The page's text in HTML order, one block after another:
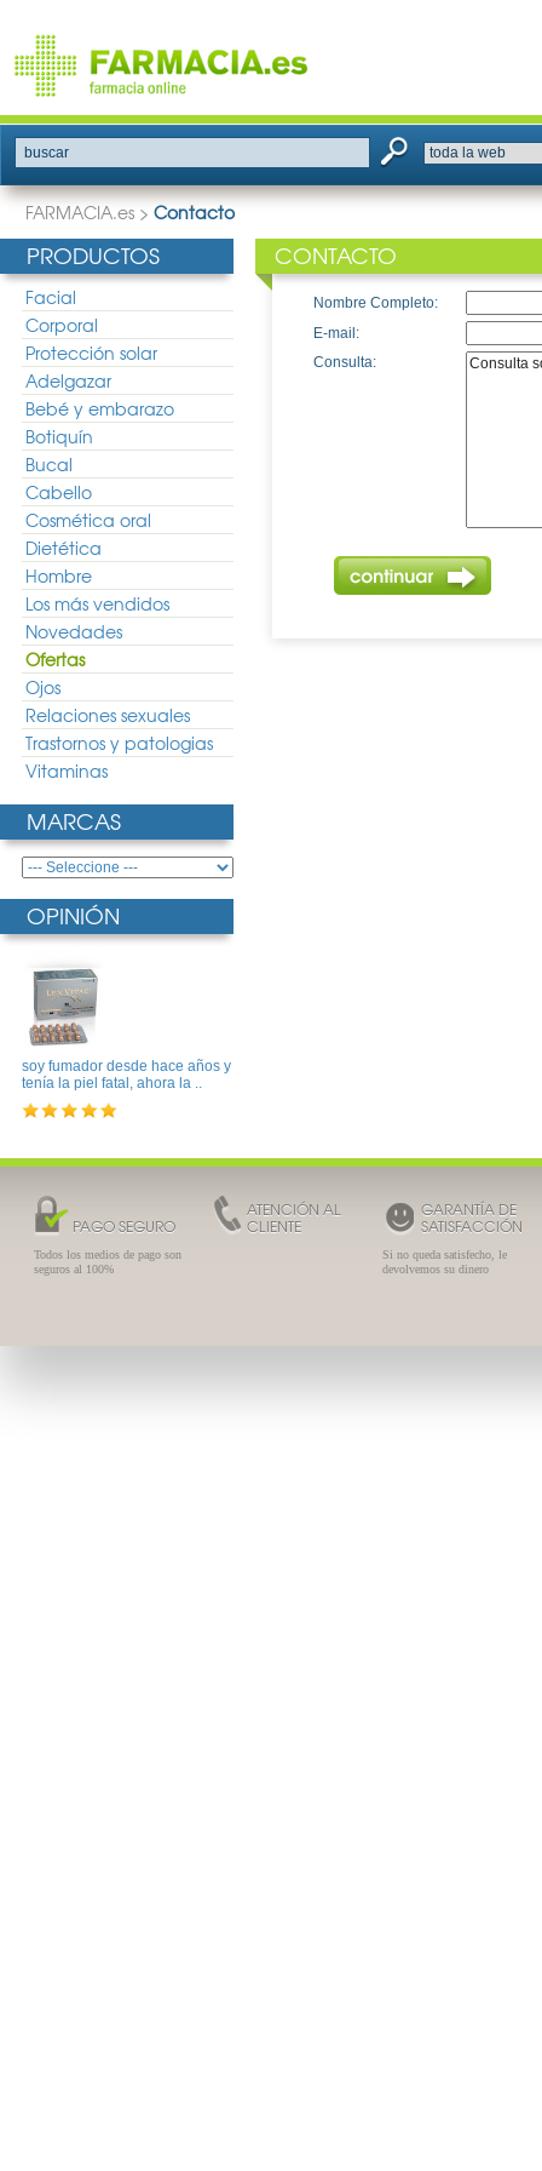
buscar
FARMACIA.es > Contacto
PRODUCTOS
Facial
Corporal
Protección solar
Adelgazar
Bebé y embarazo
Botiquín
Bucal
Cabello
Cosmética oral
Dietética
Hombre
Los más vendidos
Novedades
Ofertas
Ojos
Relaciones sexuales
Trastornos y patologias
Vitaminas
MARCAS
OPINIÓN
soy fumador desde hace años y
tenía la piel fatal, ahora la ..
CONTACTO
Nombre Completo:
E-mail:
Consulta:
PAGO SEGURO
Todos los medios de pago son
seguros al 100%
ATENCIÓN AL
CLIENTE
GARANTÍA DE
SATISFACCIÓN
Si no queda satisfecho, le
devolvemos su dinero